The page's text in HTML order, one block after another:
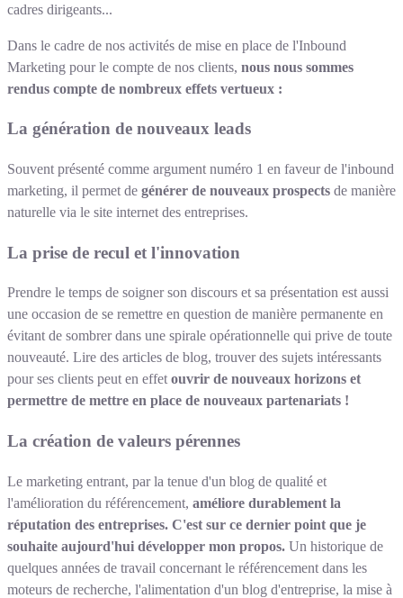
cadres dirigeants...
Dans le cadre de nos activités de mise en place de l'Inbound
Marketing pour le compte de nos clients, nous nous sommes
rendus compte de nombreux effets vertueux :
La génération de nouveaux leads
Souvent présenté comme argument numéro 1 en faveur de l'inbound
marketing, il permet de générer de nouveaux prospects de manière
naturelle via le site internet des entreprises.
La prise de recul et l'innovation
Prendre le temps de soigner son discours et sa présentation est aussi
une occasion de se remettre en question de manière permanente en
évitant de sombrer dans une spirale opérationnelle qui prive de toute
nouveauté. Lire des articles de blog, trouver des sujets intéressants
pour ses clients peut en effet ouvrir de nouveaux horizons et
permettre de mettre en place de nouveaux partenariats !
La création de valeurs pérennes
Le marketing entrant, par la tenue d'un blog de qualité et
l'amélioration du référencement, améliore durablement la
réputation des entreprises. C'est sur ce dernier point que je
souhaite aujourd'hui développer mon propos. Un historique de
quelques années de travail concernant le référencement dans les
moteurs de recherche, l'alimentation d'un blog d'entreprise, la mise à